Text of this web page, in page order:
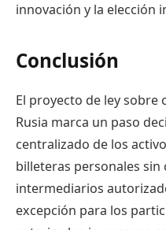
innovación y la elección
Conclusión
El proyecto de ley
Rusia marca un paso
centralizado de los
billeteras personales
intermediarios
excepción para los